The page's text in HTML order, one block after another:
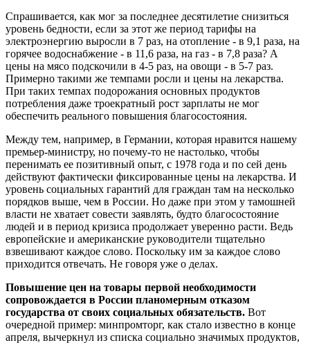
Спрашивается, как мог за последнее десятилетие снизиться
уровень бедности, если за этот же период тарифы на
электроэнергию выросли в 7 раз, на отопление - в 9,1 раза, на
горячее водоснабжение - в 11,6 раза, на газ - в 7,8 раза? А
цены на мясо подскочили в 4-5 раз, на овощи - в 5-7 раз.
Примерно такими же темпами росли и цены на лекарства.
При таких темпах подорожания основных продуктов
потребления даже троекратный рост зарплаты не мог
обеспечить реального повышения благосостояния.
Между тем, например, в Германии, которая нравится нашему
премьер-министру, но почему-то не настолько, чтобы
перенимать ее позитивный опыт, с 1978 года и по сей день
действуют фактически фиксированные цены на лекарства. И
уровень социальных гарантий для граждан там на несколько
порядков выше, чем в России. Но даже при этом у тамошней
власти не хватает совести заявлять, будто благосостояние
людей и в период кризиса продолжает уверенно расти. Ведь
европейские и американские руководители тщательно
взвешивают каждое слово. Поскольку им за каждое слово
приходится отвечать. Не говоря уже о делах.
Повышение цен на товары первой необходимости
сопровождается в России планомерным отказом
государства от своих социальных обязательств. Вот
очередной пример: минпромторг, как стало известно в конце
апреля, вычеркнул из списка социально значимых продуктов,